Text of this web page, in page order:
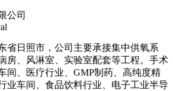
公司
省日照市，公司主要承接集中供氧系
房、风淋室、实验室配套等工程。手术
间、医疗行业、GMP制药、高纯度精
业车间、食品饮料行业、电子工业半导